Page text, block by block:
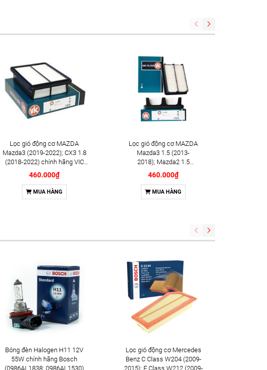
Lọc gió động cơ MAZDA
Mazda3 (2019-2022); CX3 1.8
(2018-2022) chính hãng VIC
Nhật Bản (A-485)
460.000₫
MUA HÀNG
Lọc gió động cơ MAZDA
Mazda3 1.5 (2013-
2018); Mazda2 1.5
(2014+); CX3 1.5 (2020+) chính
hãng VIC Nhật Bản (A-481)
460.000₫
MUA HÀNG
Bóng đèn Halogen H11 12V
55W chính hãng Bosch
(0986AL1838; 0986AL1530)
Lọc gió động cơ Mercedes
Benz C Class W204 (2009-
2015); E Class W212 (2009-